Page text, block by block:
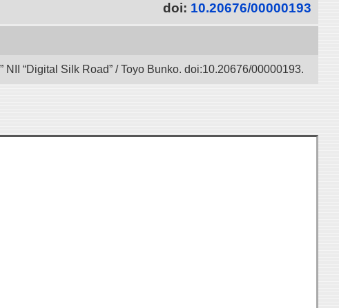
doi: 10.20676/00000193
“Digital Silk Road” / Toyo Bunko. doi:10.20676/00000193.